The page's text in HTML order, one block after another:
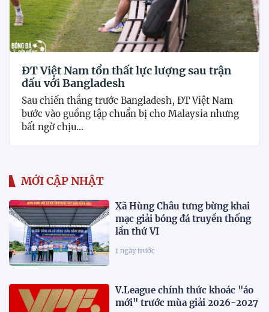
ĐT Việt Nam tổn thất lực lượng sau trận
đấu với Bangladesh
Sau chiến thắng trước Bangladesh, ĐT Việt Nam
bước vào guồng tập chuẩn bị cho Malaysia nhưng
bất ngờ chịu...
MỚI CẬP NHẬT
Xã Hùng Châu tưng bừng khai
mạc giải bóng đá truyền thống
lần thứ VI
1 ngày trước
V.League chính thức khoác "áo
mới" trước mùa giải 2026-2027